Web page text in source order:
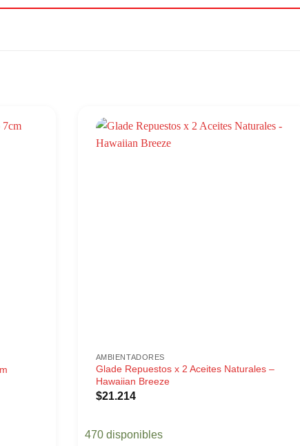
AMBIENTADORES
Glade Repuestos x 2 Aceites Naturales –
Hawaiian Breeze
$21.214
470 disponibles